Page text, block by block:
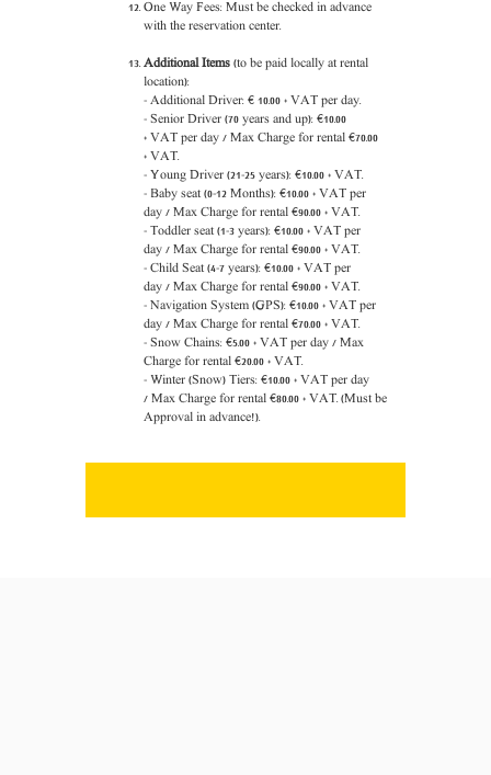
One Way Fees: Must be checked in advance
with the reservation center.
Additional Items(to be paid locally at rental
location):
- Additional Driver: € 10.00 + VAT per day.
- Senior Driver (70 years and up): €10.00
+ VATper day/ Max Charge for rental€70.00
+ VAT.
- Young Driver (21-25 years): €10.00 + VAT.
- Baby seat (0-12 Months): €10.00 + VATper
day/ Max Charge for rental€90.00 + VAT.
- Toddler seat (1-3 years): €10.00 + VATper
day/ Max Charge for rental€90.00 + VAT.
- Child Seat (4-7 years): €10.00 + VATper
day/ Max Charge for rental€90.00 + VAT.
- Navigation System (GPS): €10.00 + VAT per
day / Max Charge for rental€70.00 + VAT.
- Snow Chains: €5.00 + VAT per day / Max
Charge for rental€20.00 + VAT.
- Winter (Snow) Tiers: €10.00 + VAT per day
/ Max Charge for rental€80.00 + VAT.(Must be
Approval in advance!).